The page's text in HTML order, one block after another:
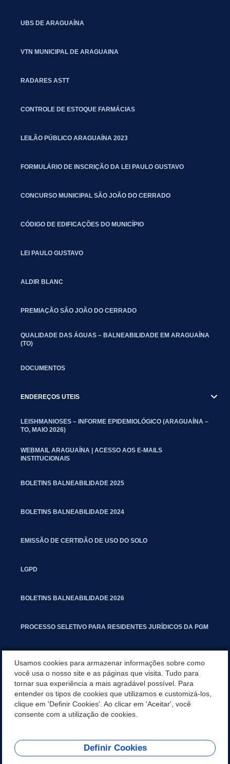
UBS DE ARAGUAÍNA
VTN MUNICIPAL DE ARAGUAINA
RADARES ASTT
CONTROLE DE ESTOQUE FARMÁCIAS
LEILÃO PÚBLICO ARAGUAÍNA 2023
FORMULÁRIO DE INSCRIÇÃO DA LEI PAULO GUSTAVO
CONCURSO MUNICIPAL SÃO JOÃO DO CERRADO
CÓDIGO DE EDIFICAÇÕES DO MUNICÍPIO
LEI PAULO GUSTAVO
ALDIR BLANC
PREMIAÇÃO SÃO JOÃO DO CERRADO
QUALIDADE DAS ÁGUAS – BALNEABILIDADE EM ARAGUAÍNA
(TO)
DOCUMENTOS
ENDEREÇOS UTEIS
LEISHMANIOSES – INFORME EPIDEMIOLÓGICO (ARAGUAÍNA –
TO, MAIO 2026)
WEBMAIL ARAGUAÍNA | ACESSO AOS E-MAILS
INSTITUCIONAIS
BOLETINS BALNEABILIDADE 2025
BOLETINS BALNEABILIDADE 2024
EMISSÃO DE CERTIDÃO DE USO DO SOLO
LGPD
BOLETINS BALNEABILIDADE 2026
PROCESSO SELETIVO PARA RESIDENTES JURÍDICOS DA PGM
MANUAL DE PROCEDIMENTOS IMOBILIÁRIOS SEINFRA
TURMINHA DO LAGO
REDES SOCIAIS
Usamos cookies para armazenar informações sobre como
você usa o nosso site e as páginas que visita. Tudo para
tornar sua experiência a mais agradável possível. Para
entender os tipos de cookies que utilizamos e customizá-los,
clique em 'Definir Cookies'. Ao clicar em 'Aceitar', você
consente com a utilização de cookies.
Definir Cookies